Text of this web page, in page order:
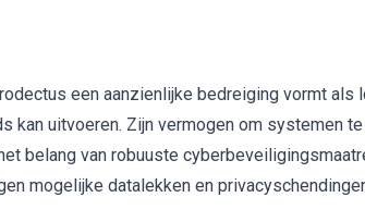
een aanzienlijke bedreiging vormt als
kan uitvoeren. Zijn vermogen om systemen
belang van robuuste
mogelijke datalekken en